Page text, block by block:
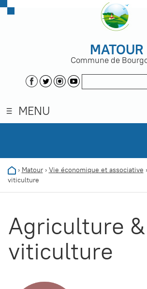
MATOUR
Commune de
MENU
› Matour› Vie économique et associative ›
viticulture
Agriculture &
viticulture